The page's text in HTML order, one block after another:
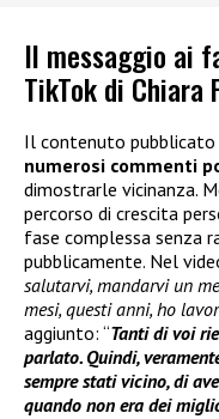
Il messaggio ai
TikTok di Chiara
Il contenuto pubblicato
numerosi commenti
dimostrarle vicinanza.
percorso di crescita
fase complessa senza
pubblicamente. Nel
salutarvi, mandarvi un
mesi, questi anni, ho
aggiunto: “Tanti di voi
parlato. Quindi,
sempre stati vicino, di
quando non era dei